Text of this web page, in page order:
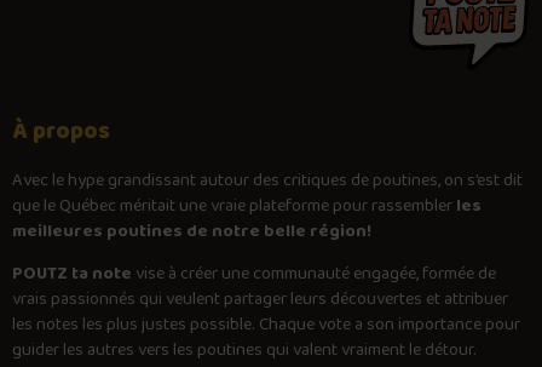
À propos
Avec lehypegrandissant autour des critiques de poutines, on s’est dit
que le Québec méritait une vraie plateforme pour rassemblerles
meilleures poutines de notre belle région!
POUTZ ta note vise à créer une communauté engagée, formée de
vrais passionnés qui veulent partager leurs découvertes et attribuer
les notes les plus justes possible. Chaque vote a son importance pour
guider les autres vers les poutines qui valent vraiment le détour.